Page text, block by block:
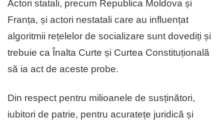
Actori statali, precum Republica Moldova și
Franța, și actori nestatali care au influențat
algoritmii rețelelor de socializare sunt dovediți și
trebuie ca Înalta Curte și Curtea Constituțională
să ia act de aceste probe.
Din respect pentru milioanele de susținători,
iubitori de patrie, pentru acuratețe juridică și